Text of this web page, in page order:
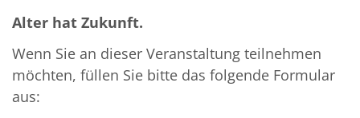
Alter hat Zukunft.
Wenn Sie an dieser Veranstaltung teilnehmen
möchten, füllen Sie bitte das folgende Formular
aus: